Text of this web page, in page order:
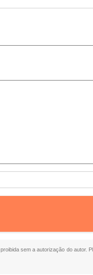
sem a autorização do autor.